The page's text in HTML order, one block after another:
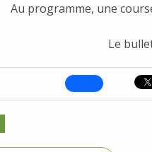
Au programme, une
Le